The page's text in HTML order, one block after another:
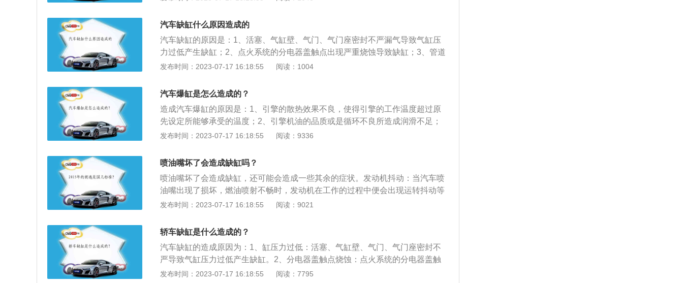
有动力减少严重的瞬间失火，熄掉车。解决办法：及时到4s店跟换维修。汽车缺
缸注意事项：如果是四缸的,缺一缸,怠速抖动,加油提速无力,并伴有强的抖动感,声
音突突的,手动挡的车要加大油门转速上去后再放离合才会好点。如果缺二缸，怠
对于整车来说，就像车在颠簸的路上开一样，加剧运转件的磨损，容易产生大量
段，缺缸车辆的发动机负荷增大，车身抖动更加明显，非常容易出现瞬间熄火。
导致缺缸；5、喷油嘴聚有积碳堵塞不能精确喷射和雾化，容易卡死喷油嘴造成
缺缸运行。解决办法：1、检查活塞、气缸壁、气门、气门座等部件，出现漏气
需要及时扭紧。2、分电器盖触点出现严重烧蚀需要及时更换。3、管道漏气时需
要去4s店进行维修。4、及时清理火花塞积碳，保持清洁。5、清理喷油嘴的积
碳。汽车日常维护和例行检查：1、不定期监测胎压，清理轮胎上的杂物，对汽
液。2、检查底盘漏油情况，查找漏油痕迹，检查各总成齿轮油量并做适当补
充。3、检查汽车外部的整体情况，灯泡和灯罩的状况，汽车外观是否有划痕，
检查后视镜并进行调整。4、检查冷却液的量。
汽车缺缸什么原因造成的
汽车缺缸的原因是：1、活塞、气缸壁、气门、气门座密封不严漏气导致气缸压
力过低产生缺缸；2、点火系统的分电器盖触点出现严重烧蚀导致缺缸；3、管道
漏气会使空气经过有漏气的管道进入气缸，导致发动机不能正常工作造成缺缸；
致缺缸；5、喷油嘴聚有积碳堵塞不能精确喷射和雾化，容易卡死喷油嘴造成缺
缸运行；汽车缺缸的现象：汽车缺缸运转会导致发动机的转速、功率下降，增加
燃料消耗和排放污染，加剧运转件的磨损，缩短润滑油的使用周期。汽车缺缸主
要指发动机有一个或以上的气缸没有正常工作。通常表现为发动机工作异常或动
力不足，高、中、低速时发动机工作都不均匀并有节奏的震动，排气管排放黑色
坏，容易出现缺缸现象。可以采用断火发判断出是哪个缸配件损坏，更换损坏的
配件；2、油路：喷油嘴堵塞、喷油嘴线路短路或断路。采用断油试验，检测出
故障点，进行维修；3、机械故障：发动机内部活塞、连杆、活塞环、活塞销等
动机大修。建议去专业的维修厂或者附近的4S店进行维修处理。
发布时间：2023-07-17 16:18:55 阅读：1004
汽车爆缸是怎么造成的？
造成汽车爆缸的原因是：1、引擎的散热效果不良，使得引擎的工作温度超过原
先设定所能够承受的温度；2、引擎机油的品质或是循环不良所造成润滑不足；
3、引擎的进排气系统以及点火正时的调整不准确；4、引擎的工作负荷过高。汽
热器底部的排放塞，让冷却液流入桶内；3、关上排放塞并给散热器注水；4、打
开发动机，打开加热器控制系统，添加冷却系统清洁剂，空转发动机30分钟；
5、关掉发动机冷却5分钟，将散热器内液体排空；6、关上排放塞，往散热器注
水并让发动机空转5分钟，重新注水和冷却液的化合物。
发布时间：2023-07-17 16:18:55 阅读：9336
喷油嘴坏了会造成缺缸吗？
喷油嘴坏了会造成缺缸，还可能会造成一些其余的症状。发动机抖动：当汽车喷
油嘴出现了损坏，燃油喷射不畅时，发动机在工作的过程中便会出现运转抖动等
症状。动力下降、油耗增加：随着喷油嘴的损坏，喷油量、喷油压力便无法得到
动机喷油器的故障势必会影响到可燃混合气体的混合和燃烧，而如此便会造成车
辆尾气排放污染物的增加。发动机缺缸：如果当个别气缸喷油嘴严重损坏，发动
机便极有可能出现缺缸现象，由此便会造成发动机的剧烈抖动。
发布时间：2023-07-17 16:18:55 阅读：9021
轿车缺缸是什么造成的？
汽车缺缸的造成原因为：1、缸压力过低：活塞、气缸壁、气门、气门座密封不
严导致气缸压力过低产生缺缸。2、分电器盖触点烧蚀：点火系统的分电器盖触
点出现严重烧蚀导致缺缸。3、管道漏气：管道漏气会使空气经过有漏气的管道
发布时间：2023-07-17 16:18:55 阅读：7795